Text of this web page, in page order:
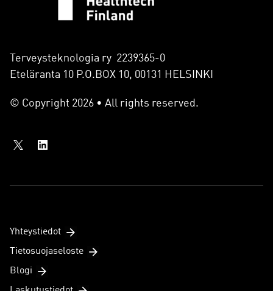
Terveysteknologia ry 2239365-0
Eteläranta 10 P.O.BOX 10, 00131 HELSINKI
© Copyright 2026 • All rights reserved.
Yhteystiedot
Tietosuojaseloste
Blogi